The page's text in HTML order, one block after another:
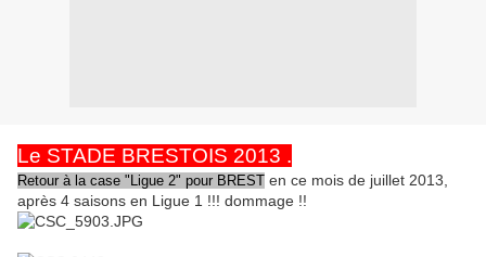
Le STADE BRESTOIS 2013 .
Retour à la case "Ligue 2" pour BREST en ce mois de juillet 2013,
après 4 saisons en Ligue 1 !!! dommage !!